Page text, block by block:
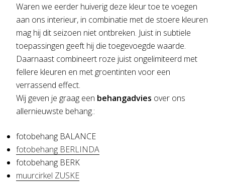
Waren we eerder huiverig deze kleur toe te voegen
aan ons interieur, in combinatie met de stoere kleuren
mag hij dit seizoen niet ontbreken. Juist in subtiele
toepassingen geeft hij die toegevoegde waarde.
Daarnaast combineert roze juist ongelimiteerd met
fellere kleuren en met groentinten voor een
verrassend effect.
Wij geven je graag een behangadvies over ons
allernieuwste behang.:
fotobehang BALANCE
fotobehang BERLINDA
fotobehang BERK
muurcirkel ZUSKE